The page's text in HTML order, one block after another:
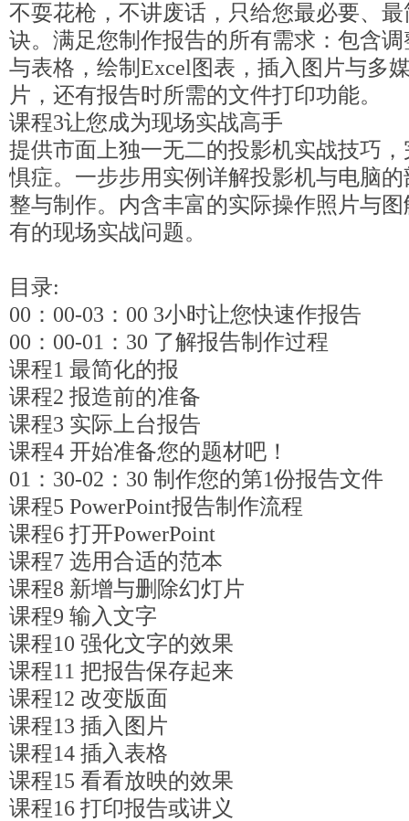
不耍花枪，不讲废话，只给您最必要、
诀。满足您制作报告的所有需求：包含
与表格，绘制Excel图表，插入图片与多
片，还有报告时所需的文件打印功能。
课程3让您成为现场实战高手
提供市面上独一无二的投影机实战技巧
惧症。一步步用实例详解投影机与电脑
整与制作。内含丰富的实际操作照片与
有的现场实战问题。
目录:
00：00-03：00 3小时让您快速作报告
00：00-01：30 了解报告制作过程
课程1 最简化的报
课程2 报造前的准备
课程3 实际上台报告
课程4 开始准备您的题材吧！
01：30-02：30 制作您的第1份报告文件
课程5 PowerPoint报告制作流程
课程6 打开PowerPoint
课程7 选用合适的范本
课程8 新增与删除幻灯片
课程9 输入文字
课程10 强化文字的效果
课程11 把报告保存起来
课程12 改变版面
课程13 插入图片
课程14 插入表格
课程15 看看放映的效果
课程16 打印报告或讲义